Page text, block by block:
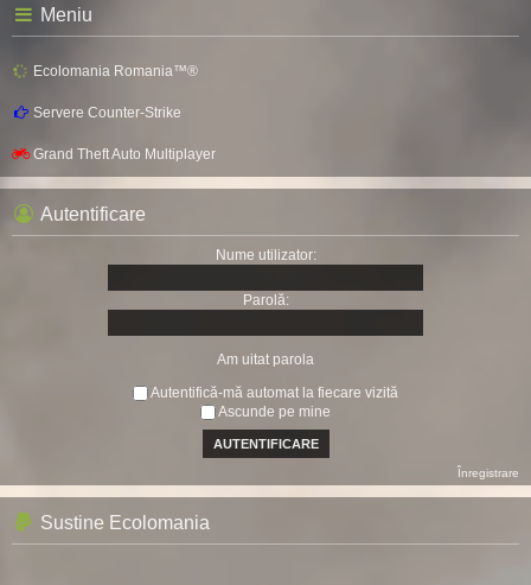
Meniu
Ecolomania Romania™®
Servere Counter-Strike
Grand Theft Auto Multiplayer
Autentificare
Nume utilizator:
Parolă:
Am uitat parola
Autentifică-mă automat la fiecare vizită
Ascunde pe mine
Înregistrare
Sustine Ecolomania